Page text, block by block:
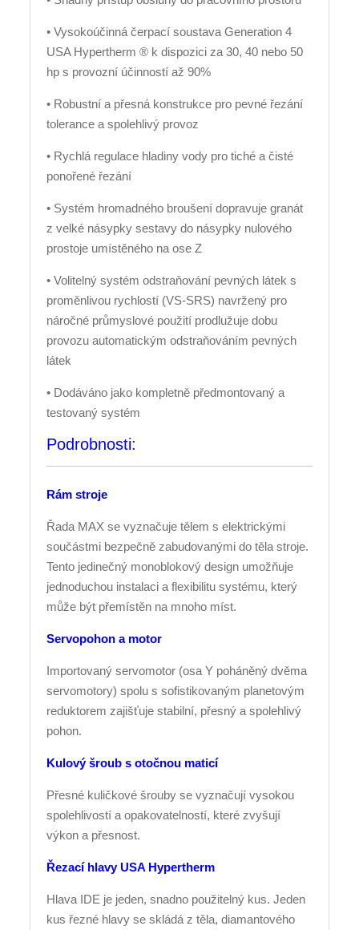
• Vysokoúčinná čerpací soustava Generation 4
USA Hypertherm ® k dispozici za 30, 40 nebo 50
hp s provozní účinností až 90%
• Robustní a přesná konstrukce pro pevné řezání
tolerance a spolehlivý provoz
• Rychlá regulace hladiny vody pro tiché a čisté
ponořené řezání
• Systém hromadného broušení dopravuje granát
z velké násypky sestavy do násypky nulového
prostoje umístěného na ose Z
• Volitelný systém odstraňování pevných látek s
proměnlivou rychlostí (VS-SRS) navržený pro
náročné průmyslové použití prodlužuje dobu
provozu automatickým odstraňováním pevných
látek
• Dodáváno jako kompletně předmontovaný a
testovaný systém
Podrobnosti:
Rám stroje
Řada MAX se vyznačuje tělem s elektrickými
součástmi bezpečně zabudovanými do těla stroje.
Tento jedinečný monoblokový design umožňuje
jednoduchou instalaci a flexibilitu systému, který
může být přemístěn na mnoho míst.
Servopohon a motor
Importovaný servomotor (osa Y poháněný dvěma
servomotory) spolu s sofistikovaným planetovým
reduktorem zajišťuje stabilní, přesný a spolehlivý
pohon.
Kulový šroub s otočnou maticí
Přesné kuličkové šrouby se vyznačují vysokou
spolehlivostí a opakovatelností, které zvyšují
výkon a přesnost.
Řezací hlavy USA Hypertherm
Hlava IDE je jeden, snadno použitelný kus. Jeden
kus řezné hlavy se skládá z těla, diamantového